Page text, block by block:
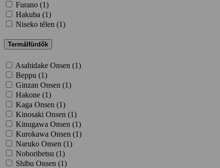
Furano (1)
Hakuba (1)
Niseko télen (1)
Termálfürdők
Asahidake Onsen (1)
Beppu (1)
Ginzan Onsen (1)
Hakone (1)
Kaga Onsen (1)
Kinosaki Onsen (1)
Kinugawa Onsen (1)
Kurokawa Onsen (1)
Naruko Onsen (1)
Noboribetsu (1)
Shibu Onsen (1)